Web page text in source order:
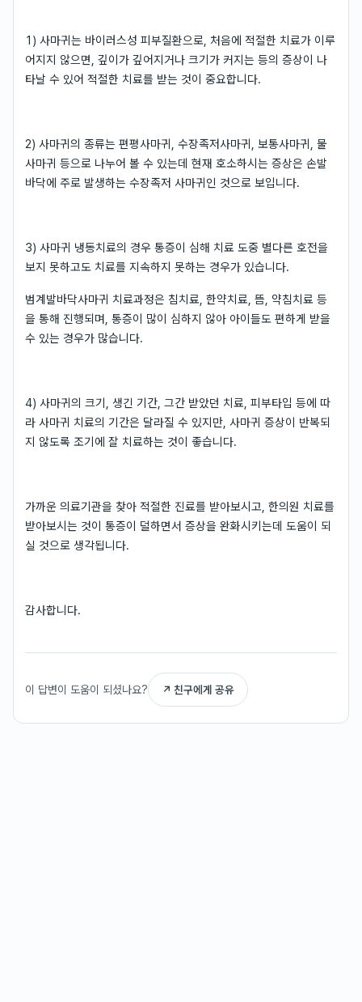
1) 사마귀는 바이러스성 피부질환으로, 처음에 적절한 치료가 이루
어지지 않으면, 깊이가 깊어지거나 크기가 커지는 등의 증상이 나
타날 수 있어 적절한 치료를 받는 것이 중요합니다.
2) 사마귀의 종류는 편평사마귀, 수장족저사마귀, 보통사마귀, 물
사마귀 등으로 나누어 볼 수 있는데 현재 호소하시는 증상은 손발
바닥에 주로 발생하는 수장족저 사마귀인 것으로 보입니다.
3) 사마귀 냉동치료의 경우 통증이 심해 치료 도중 별다른 호전을
보지 못하고도 치료를 지속하지 못하는 경우가 있습니다.
범계발바닥사마귀 치료과정은 침치료, 한약치료, 뜸, 약침치료 등
을 통해 진행되며, 통증이 많이 심하지 않아 아이들도 편하게 받을
수 있는 경우가 많습니다.
4) 사마귀의 크기, 생긴 기간, 그간 받았던 치료, 피부타입 등에 따
라 사마귀 치료의 기간은 달라질 수 있지만, 사마귀 증상이 반복되
지 않도록 조기에 잘 치료하는 것이 좋습니다.
가까운 의료기관을 찾아 적절한 진료를 받아보시고, 한의원 치료를
받아보시는 것이 통증이 덜하면서 증상을 완화시키는데 도움이 되
실 것으로 생각됩니다.
감사합니다.
이 답변이 도움이 되셨나요? ↗ 친구에게 공유